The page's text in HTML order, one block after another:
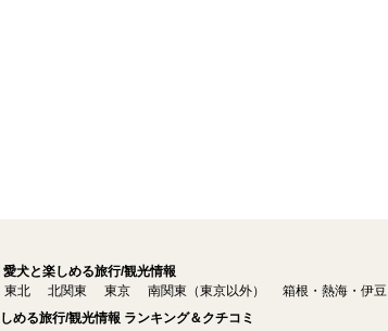
犬と楽しめる旅行/観光情報
東北 北関東 東京 南関東（東京以外） 箱根・熱海・伊豆
める旅行/観光情報 ランキング＆クチコミ